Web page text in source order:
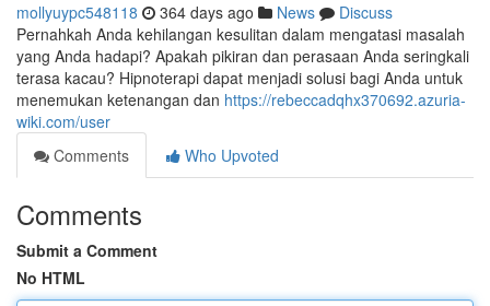
mollyuypc548118 364 days ago News
Discuss
Pernahkah Anda kehilangan kesulitan dalam mengatasi masalah
yang Anda hadapi? Apakah pikiran dan perasaan Anda seringkali
terasa kacau? Hipnoterapi dapat menjadi solusi bagi Anda untuk
menemukan ketenangan dan https://rebeccadqhx370692.azuria-
wiki.com/user
Comments
Who Upvoted
Comments
Submit a Comment
No HTML